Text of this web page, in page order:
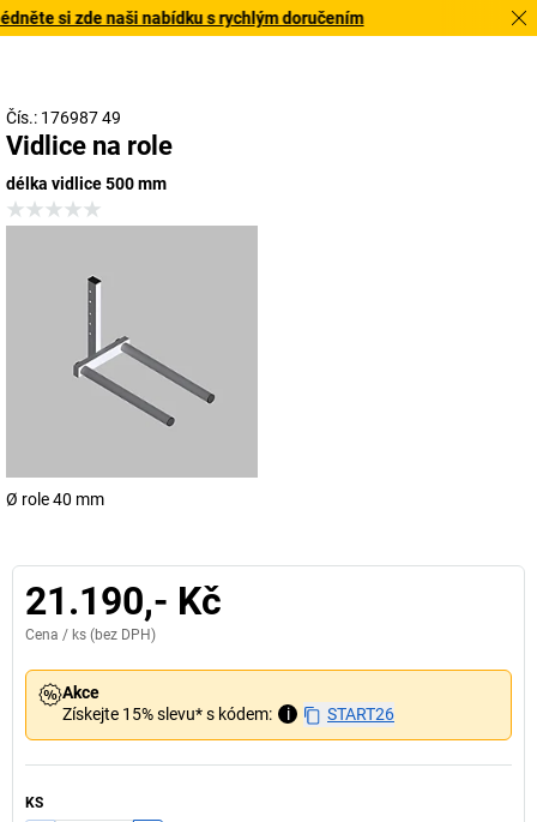
si zde naši nabídku s rychlým doručením
Čís.: 176987 49
Vidlice na role
délka vidlice 500 mm
Ø role 40 mm
21.190,- Kč
Cena / ks (bez DPH)
Akce
Získejte 15% slevu* s kódem:
i START26
KS